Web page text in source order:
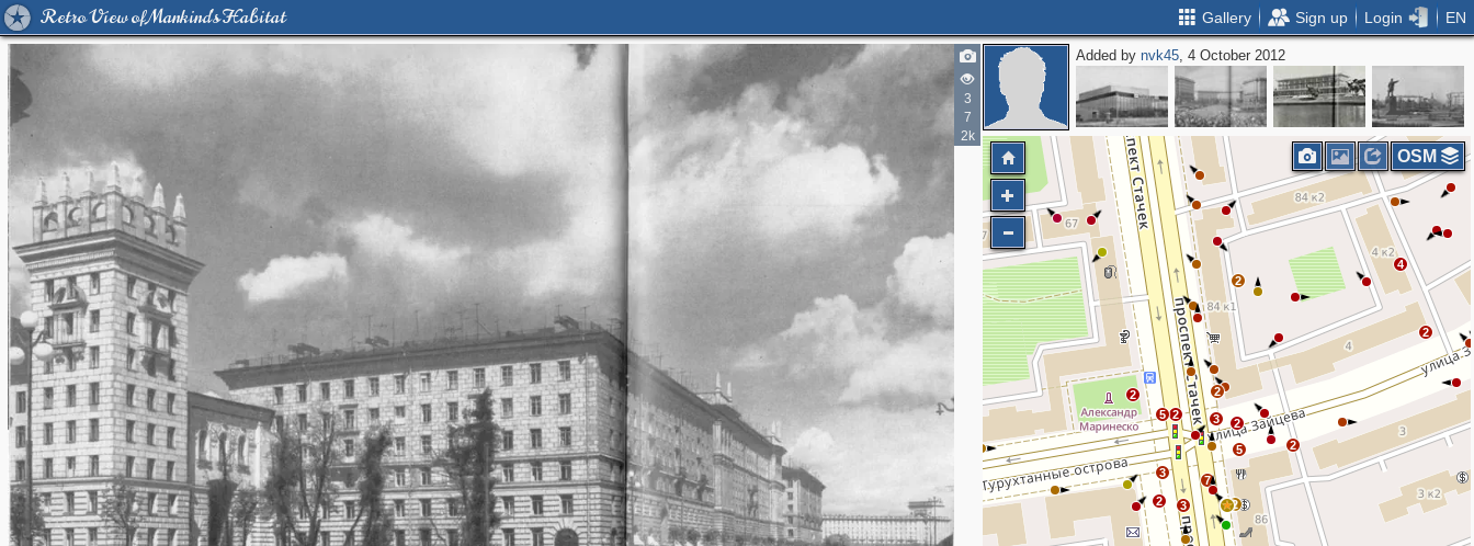
Retro View of Mankind's Habitat Gallery Sign up Login EN
3
7
2k
Added bynvk45, 4 October 2012
2
2
5
2
2 3
7
3
3
2
5
2
2
2
2
4
OSM